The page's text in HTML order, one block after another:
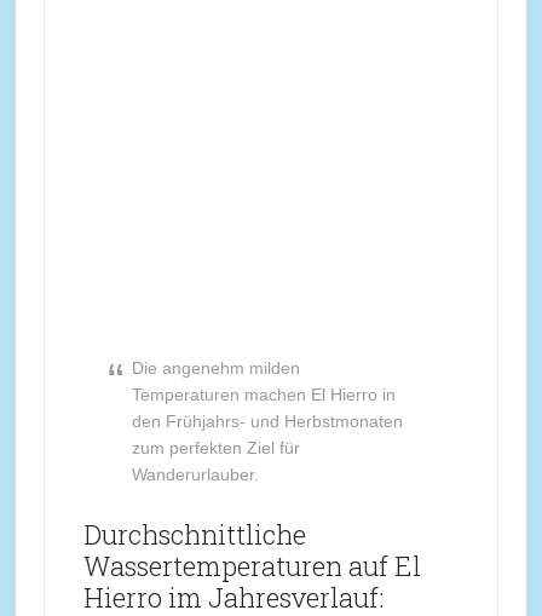
Die angenehm milden
Temperaturen machen El Hierro in
den Frühjahrs- und Herbstmonaten
zum perfekten Ziel für
Wanderurlauber.
Durchschnittliche
Wassertemperaturen auf El
Hierro im Jahresverlauf: